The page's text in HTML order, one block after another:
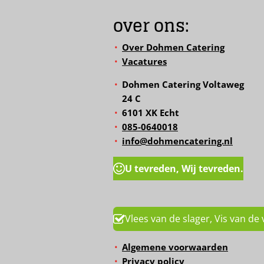
over ons:
Over Dohmen Catering
Vacatures
Dohmen Catering Voltaweg
24 C
6101 XK Echt
085-0640018
info@dohmencatering.nl
U tevreden, Wij tevreden.
Vlees van de slager, Vis van de
Algemene voorwaarden
Privacy policy